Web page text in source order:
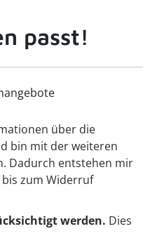
passt!
über die
bin mit der weiteren
Dadurch entstehen mir
zum Widerruf
werden. Dies